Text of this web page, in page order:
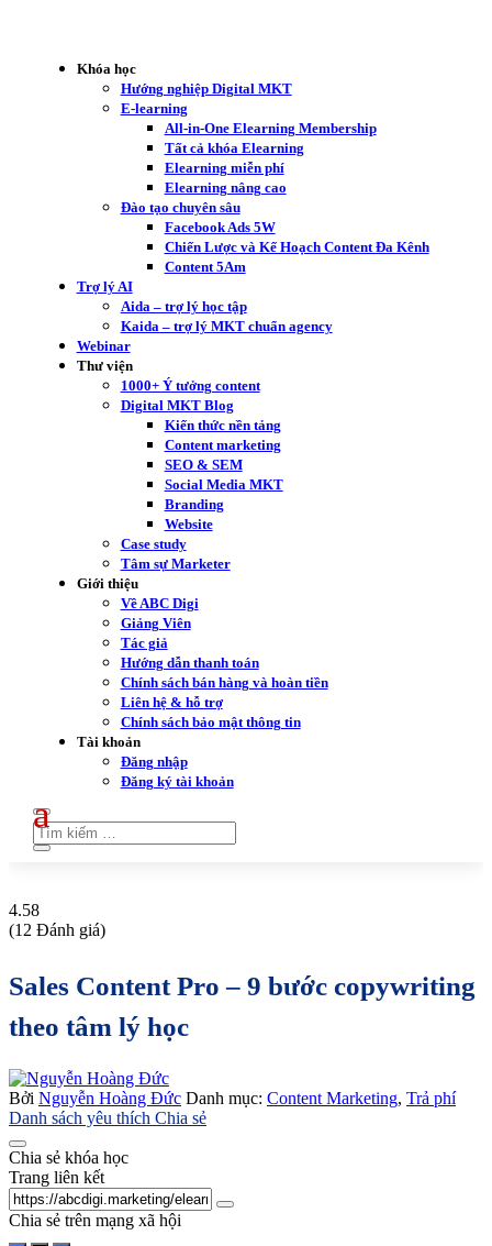
Khóa học
Hướng nghiệp Digital MKT
E-learning
All-in-One Elearning Membership
Tất cả khóa Elearning
Elearning miễn phí
Elearning nâng cao
Đào tạo chuyên sâu
Facebook Ads 5W
Chiến Lược và Kế Hoạch Content Đa Kênh
Content 5Am
Trợ lý AI
Aida – trợ lý học tập
Kaida – trợ lý MKT chuẩn agency
Webinar
Thư viện
1000+ Ý tưởng content
Digital MKT Blog
Kiến thức nền tảng
Content marketing
SEO & SEM
Social Media MKT
Branding
Website
Case study
Tâm sự Marketer
Giới thiệu
Về ABC Digi
Giảng Viên
Tác giả
Hướng dẫn thanh toán
Chính sách bán hàng và hoàn tiền
Liên hệ & hỗ trợ
Chính sách bảo mật thông tin
Tài khoản
Đăng nhập
Đăng ký tài khoản
4.58
(12 Đánh giá)
Sales Content Pro – 9 bước copywriting
theo tâm lý học
Bởi Nguyễn Hoàng Đức Danh mục: Content Marketing, Trả phí
Danh sách yêu thích Chia sẻ
Chia sẻ khóa học
Trang liên kết
Chia sẻ trên mạng xã hội